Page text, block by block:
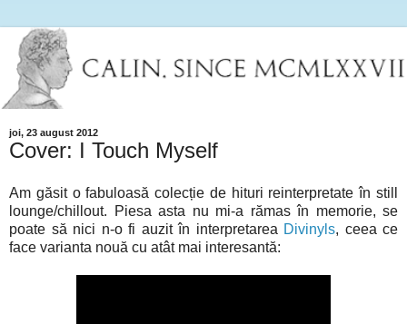
joi, 23 august 2012
Cover: I Touch Myself
Am găsit o fabuloasă colecție de hituri reinterpretate în still
lounge/chillout. Piesa asta nu mi-a rămas în memorie, se
poate să nici n-o fi auzit în interpretarea Divinyls, ceea ce
face varianta nouă cu atât mai interesantă: